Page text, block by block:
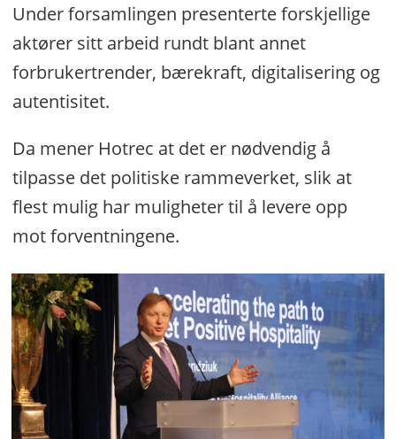
Under forsamlingen presenterte forskjellige
aktører sitt arbeid rundt blant annet
forbrukertrender, bærekraft, digitalisering og
autentisitet.
Da mener Hotrec at det er nødvendig å
tilpasse det politiske rammeverket, slik at
flest mulig har muligheter til å levere opp
mot forventningene.